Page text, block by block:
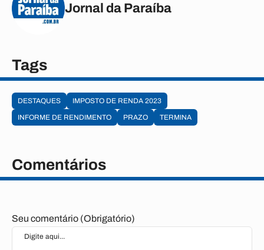
Jornal da Paraíba
Tags
DESTAQUES
IMPOSTO DE RENDA 2023
INFORME DE RENDIMENTO
PRAZO TERMINA
Comentários
Seu comentário (Obrigatório)